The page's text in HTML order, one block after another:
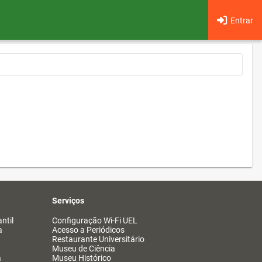
Entrar
Serviços
Configuração Wi-Fi UEL
Acesso a Periódicos
Restaurante Universitário
Museu de Ciência
Museu Histórico